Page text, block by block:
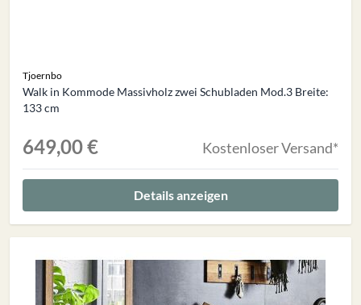
Tjoernbo
Walk in Kommode Massivholz zwei Schubladen Mod.3 Breite:
133 cm
649,00 € Kostenloser Versand*
Details anzeigen